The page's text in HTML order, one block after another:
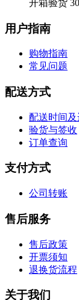
开箱验货
用户指南
购物指南
常见问题
配送方式
配送时间
验货与签收
订单查询
支付方式
公司转账
售后服务
售后政策
开票须知
退换货流程
关于我们